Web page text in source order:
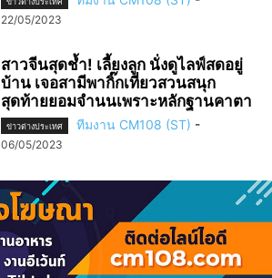
22/05/2023
สาวจีนสุดช้ำ! เลี้ยงลูก นั่งดูไลฟ์สดอยู่
บ้าน เจอสามีพากิ๊กเที่ยวสวนสนุก
สุดท้ายยอมจำนนเพราะหลักฐานคาตา
ข่าวต่างประเทศ ทีมงาน CM108 (ST) -
06/05/2023